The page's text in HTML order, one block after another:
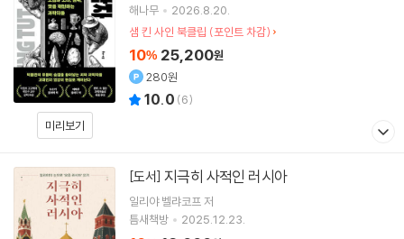
미리보기
해나무
2026.8.20.
샘 킨 사인 북클립 (포인트 차감)
10% 25,200원
280원
10.0 (6)
[도서] 지극히 사적인 러시아
일리야 벨랴코프 저
틈새책방
2025.12.23.